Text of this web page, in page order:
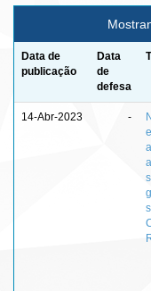
Data de
publicação
Data
de
defesa
14-Abr-2023 -